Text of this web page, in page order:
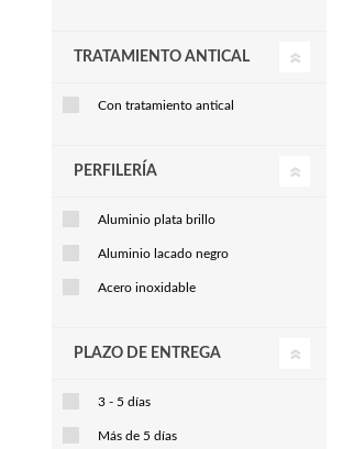
TRATAMIENTO ANTICAL
Con tratamiento antical
PERFILERÍA
Aluminio plata brillo
Aluminio lacado negro
Acero inoxidable
PLAZO DE ENTREGA
3 - 5 días
Más de 5 días